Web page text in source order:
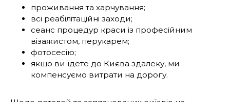
проживання та харчування;
всі реабілітаційні заходи;
сеанс процедур краси із професійним
візажистом, перукарем;
фотосесію;
якщо ви їдете до Києва здалеку, ми
компенсуємо витрати на дорогу.